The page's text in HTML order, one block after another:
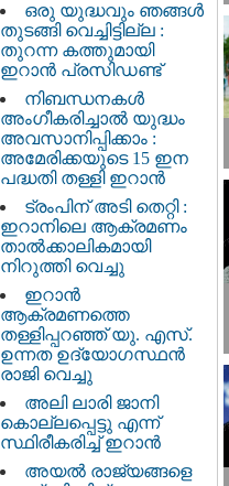
ഒരു യുദ്ധവും ഞങ്ങള്‍
തുടങ്ങി വെച്ചിട്ടില്ല :
തുറന്ന കത്തുമായി
ഇറാൻ പ്രസിഡണ്ട്
നിബന്ധനകൾ
അംഗീകരിച്ചാൽ യുദ്ധം
അവസാനിപ്പിക്കാം :
അമേരിക്കയുടെ 15 ഇന
പദ്ധതി തള്ളി ഇറാൻ
ട്രംപിന് അടി തെറ്റി :
ഇറാനിലെ ആക്രമണം
താൽക്കാലികമായി
നിറുത്തി വെച്ചു
ഇറാന്‍
ആക്രമണത്തെ
തള്ളിപ്പറഞ്ഞ് യു. എസ്.
ഉന്നത ഉദ്യോഗസ്ഥൻ
രാജി വെച്ചു
അലി ലാരി ജാനി
കൊല്ലപ്പെട്ടു എന്ന്
സ്ഥിരീകരിച്ച് ഇറാൻ
അയൽ രാജ്യങ്ങളെ